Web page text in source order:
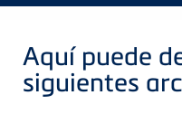
Aquí puede
siguientes